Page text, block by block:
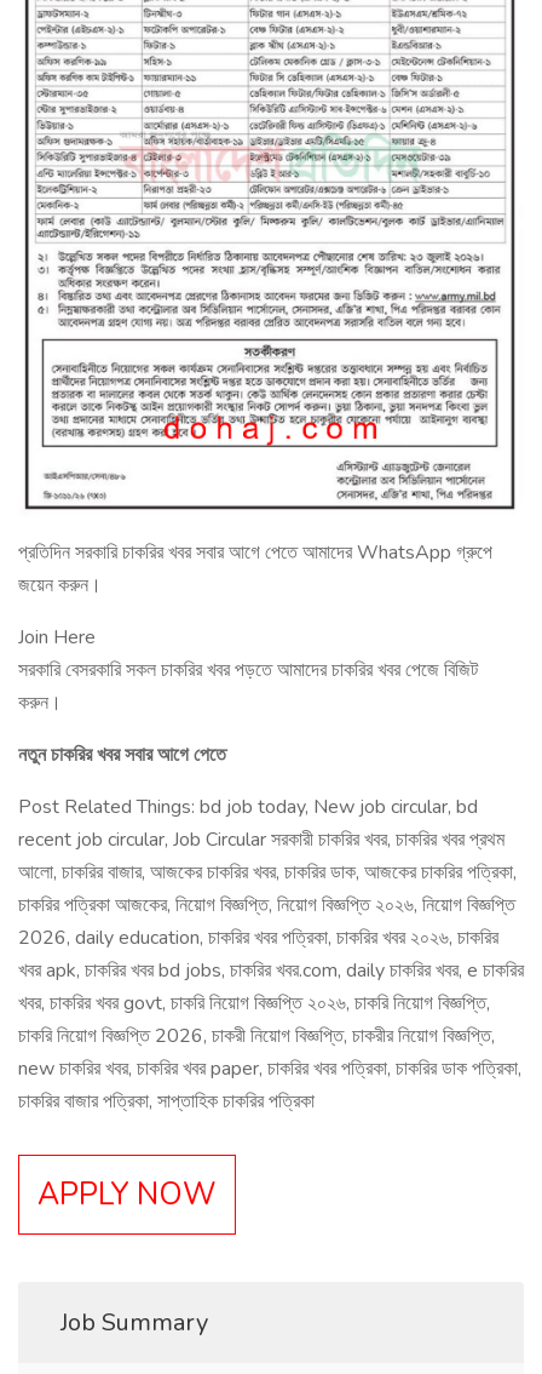
প্রতিদিন সরকারি চাকরির খবর সবার আগে পেতে আমাদের WhatsApp গ্রুপে
জয়েন করুন।
Join Here
সরকারি বেসরকারি সকল চাকরির খবর পড়তে আমাদের চাকরির খবর পেজে বিজিট
করুন।
নতুনচাকরিরখবরসবারআগেপেতে
Post Related Things: bd job today, New job circular, bd
recent job circular, Job Circular সরকারী চাকরির খবর, চাকরির খবর প্রথম
আলো, চাকরির বাজার, আজকের চাকরির খবর, চাকরির ডাক, আজকের চাকরির পত্রিকা,
চাকরির পত্রিকা আজকের, নিয়োগ বিজ্ঞপ্তি, নিয়োগ বিজ্ঞপ্তি ২০২৬, নিয়োগ বিজ্ঞপ্তি
2026, daily education, চাকরির খবর পত্রিকা, চাকরির খবর ২০২৬, চাকরির
খবর apk, চাকরির খবর bd jobs, চাকরির খবর.com, daily চাকরির খবর, e চাকরির
খবর, চাকরির খবর govt, চাকরি নিয়োগ বিজ্ঞপ্তি ২০২৬, চাকরি নিয়োগ বিজ্ঞপ্তি,
চাকরি নিয়োগ বিজ্ঞপ্তি 2026, চাকরী নিয়োগ বিজ্ঞপ্তি, চাকরীর নিয়োগ বিজ্ঞপ্তি,
new চাকরির খবর, চাকরির খবর paper, চাকরির খবর পত্রিকা, চাকরির ডাক পত্রিকা,
চাকরির বাজার পত্রিকা, সাপ্তাহিক চাকরির পত্রিকা
APPLY NOW
Job Summary